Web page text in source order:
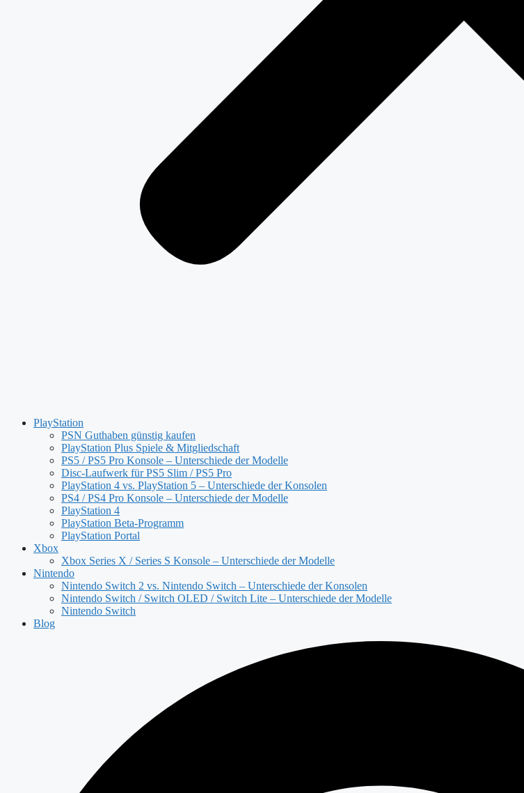
PlayStation
PSN Guthaben günstig kaufen
PlayStation Plus Spiele & Mitgliedschaft
PS5 / PS5 Pro Konsole – Unterschiede der Modelle
Disc-Laufwerk für PS5 Slim / PS5 Pro
PlayStation 4 vs. PlayStation 5 – Unterschiede der Konsolen
PS4 / PS4 Pro Konsole – Unterschiede der Modelle
PlayStation 4
PlayStation Beta-Programm
PlayStation Portal
Xbox
Xbox Series X / Series S Konsole – Unterschiede der Modelle
Nintendo
Nintendo Switch 2 vs. Nintendo Switch – Unterschiede der Konsolen
Nintendo Switch / Switch OLED / Switch Lite – Unterschiede der Modelle
Nintendo Switch
Blog